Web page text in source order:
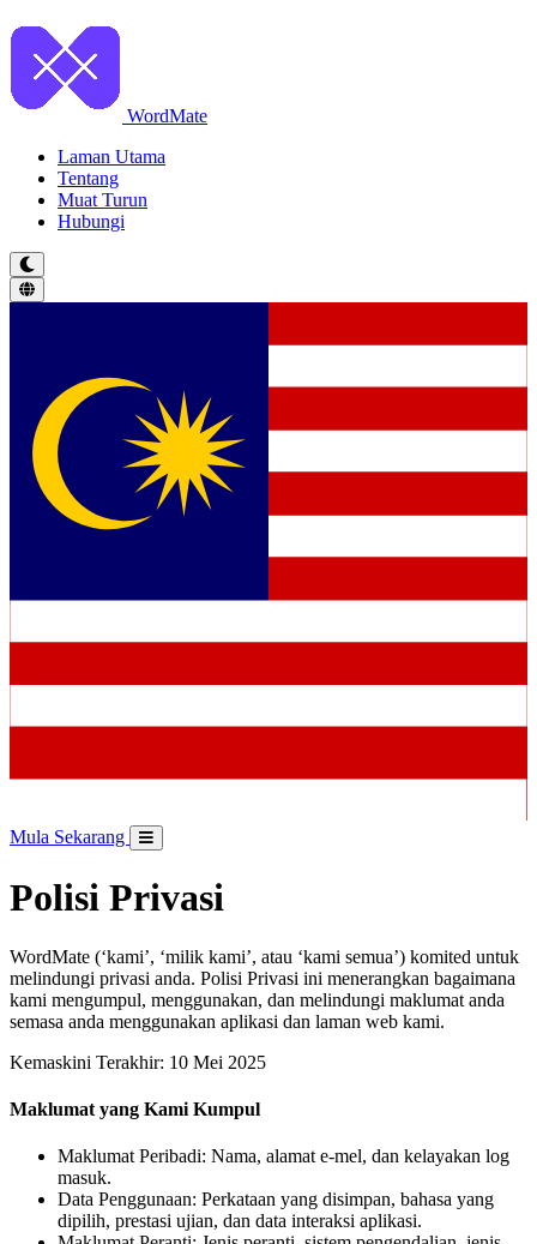
WordMate
Laman Utama
Tentang
Muat Turun
Hubungi
Mula Sekarang
Polisi Privasi
WordMate (‘kami’, ‘milik kami’, atau ‘kami semua’) komited untuk
melindungi privasi anda. Polisi Privasi ini menerangkan bagaimana
kami mengumpul, menggunakan, dan melindungi maklumat anda
semasa anda menggunakan aplikasi dan laman web kami.
Kemaskini Terakhir: 10 Mei 2025
Maklumat yang Kami Kumpul
Maklumat Peribadi: Nama, alamat e-mel, dan kelayakan log
masuk.
Data Penggunaan: Perkataan yang disimpan, bahasa yang
dipilih, prestasi ujian, dan data interaksi aplikasi.